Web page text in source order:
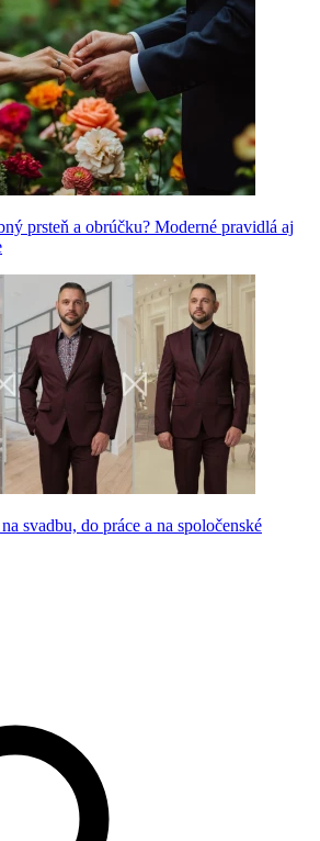
prsteň a obrúčku? Moderné pravidlá aj
svadbu, do práce a na spoločenské